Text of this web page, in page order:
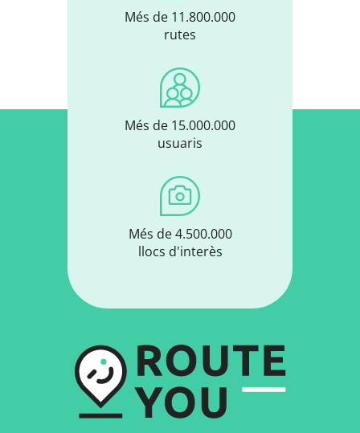
Més de 11.800.000
rutes
Més de 15.000.000
usuaris
Més de 4.500.000
llocs d'interès